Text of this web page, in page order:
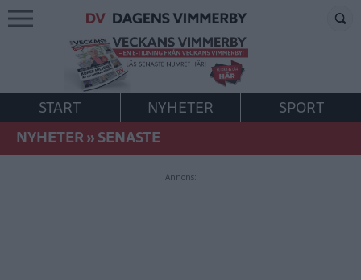
START NYHETER
SPORT
NYHETER»SENASTE
Annons: